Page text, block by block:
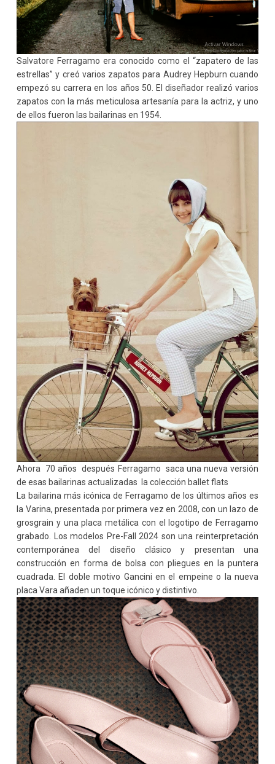
Salvatore Ferragamo era conocido como el “zapatero de las
estrellas” y creó varios zapatos para Audrey Hepburn cuando
empezó su carrera en los años 50. El diseñador realizó varios
zapatos con la más meticulosa artesanía para la actriz, y uno
de ellos fueron las bailarinas en 1954.
Ahora 70 años después Ferragamo saca una nueva versión
de esas bailarinas actualizadas la colección ballet flats
La bailarina más icónica de Ferragamo de los últimos años es
la Varina, presentada por primera vez en 2008, con un lazo de
grosgrain y una placa metálica con el logotipo de Ferragamo
grabado. Los modelos Pre-Fall 2024 son una reinterpretación
contemporánea del diseño clásico y presentan una
construcción en forma de bolsa con pliegues en la puntera
cuadrada. El doble motivo Gancini en el empeine o la nueva
placa Vara añaden un toque icónico y distintivo.